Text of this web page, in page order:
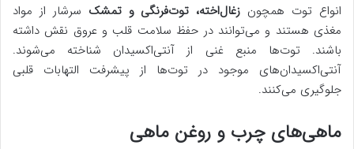
انواع توت همچون زغال‌اخته، توت‌فرنگی و تمشک سرشار از مواد
مغذی هستند و می‌توانند در حفظ سلامت قلب و عروق نقش داشته
باشند. توت‌ها منبع غنی از آنتی‌اکسیدان شناخته می‌شوند.
آنتی‌اکسیدان‌های موجود در توت‌ها از پیشرفت التهابات قلبی
جلوگیری می‌کنند.
ماهی‌های چرب و روغن ماهی